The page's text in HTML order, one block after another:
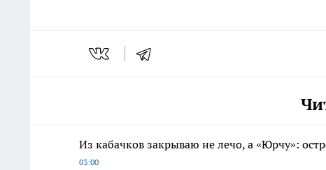
Из кабачков закрываю не лечо, а «Юрчу»:
03:00